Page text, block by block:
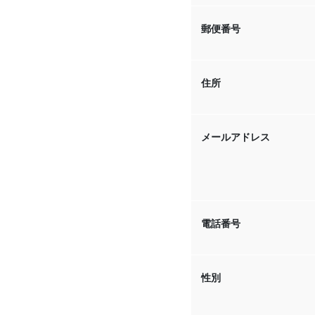
郵便番号
住所
メールアドレス
電話番号
性別